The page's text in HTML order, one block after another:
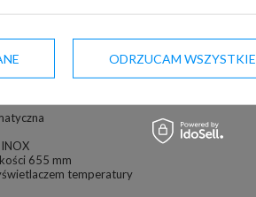
655 mm
temperatury
ODRZUCAM WSZYSTKIE